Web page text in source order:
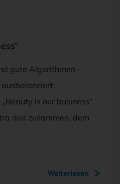
gute Algorithmen –
is our business“
das zusammen, dem
Weiterlesen